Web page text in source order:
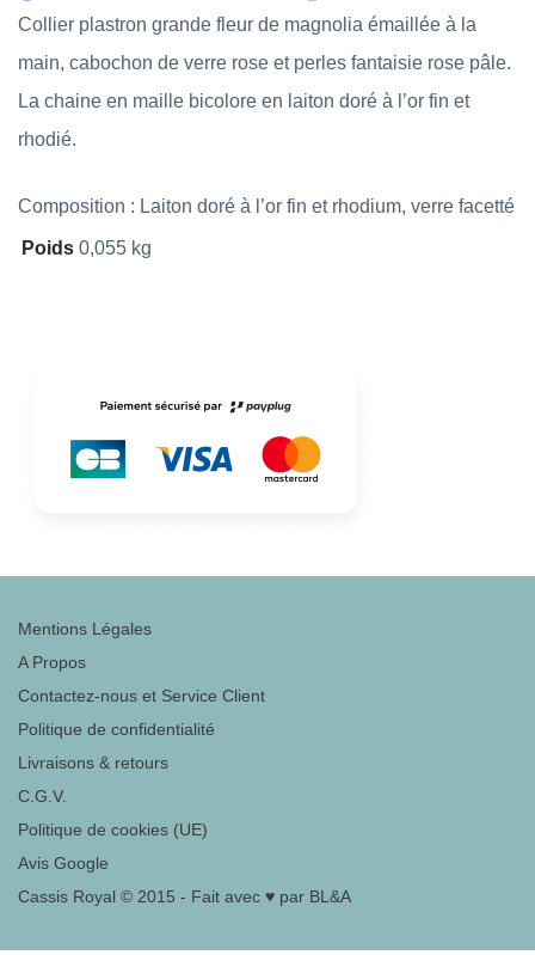
Collier plastron grande fleur de magnolia émaillée à la
main, cabochon de verre rose et perles fantaisie rose pâle.
La chaine en maille bicolore en laiton doré à l’or fin et
rhodié.
Composition : Laiton doré à l’or fin et rhodium, verre facetté
Poids 0,055 kg
Mentions Légales
A Propos
Contactez-nous et Service Client
Politique de confidentialité
Livraisons & retours
C.G.V.
Politique de cookies (UE)
Avis Google
Cassis Royal © 2015 - Fait avec ♥ par BL&A